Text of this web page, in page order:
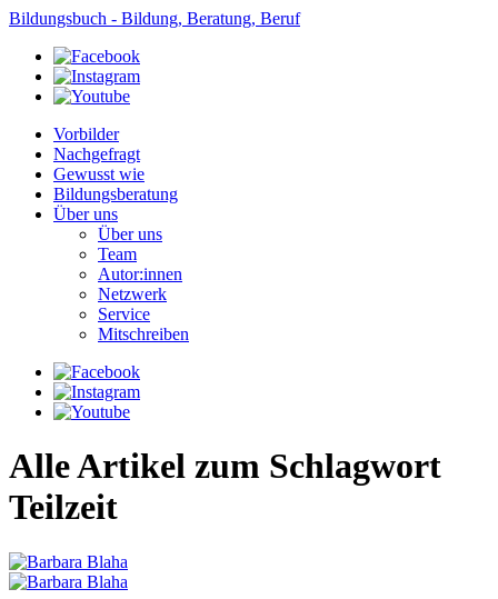
Bildungsbuch - Bildung, Beratung, Beruf
Vorbilder
Nachgefragt
Gewusst wie
Bildungsberatung
Über uns
Über uns
Team
Autor:innen
Netzwerk
Service
Mitschreiben
Alle Artikel zum Schlagwort
Teilzeit